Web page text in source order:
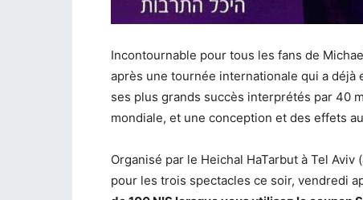
Incontournable pour tous les fans de
après une tournée internationale qui a déjà
ses plus grands succès interprétés par 40
mondiale, et une conception et des effets
Organisé par le Heichal HaTarbut à Tel
pour les trois spectacles ce soir, vendredi